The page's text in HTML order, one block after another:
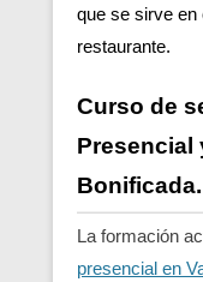
que se sirve en
restaurante.
Curso de
Presencial
Bonificada.
La formación
presencial en